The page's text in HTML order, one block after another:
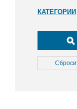
КАТЕГОРИИ
Досуг,
Культура